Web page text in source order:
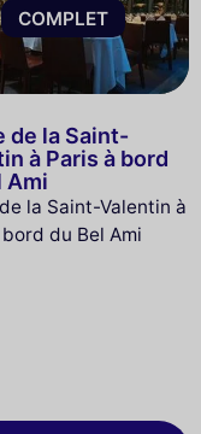
COMPLET
de la Saint-
à Paris à bord
Ami
la Saint-Valentin à
du Bel Ami